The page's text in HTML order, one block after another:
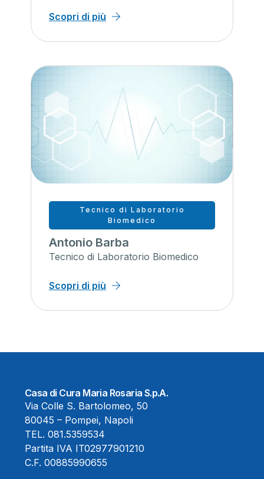
Scopri di più
Tecnico di Laboratorio
Biomedico
Antonio Barba
Tecnico di Laboratorio Biomedico
Scopri di più
Casa di Cura Maria Rosaria S.p.A.
Via Colle S. Bartolomeo, 50
80045 – Pompei, Napoli
TEL. 081.5359534
Partita IVA IT02977901210
C.F. 00885990655